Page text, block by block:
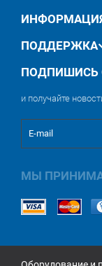
ПОДДЕРЖКА
ПОДПИШИСЬ
и получайте
МЫ